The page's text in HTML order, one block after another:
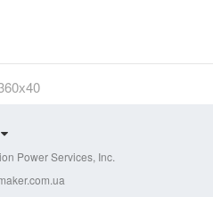
Power Services, Inc.